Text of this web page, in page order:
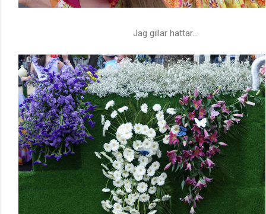
Jag gillar hattar...